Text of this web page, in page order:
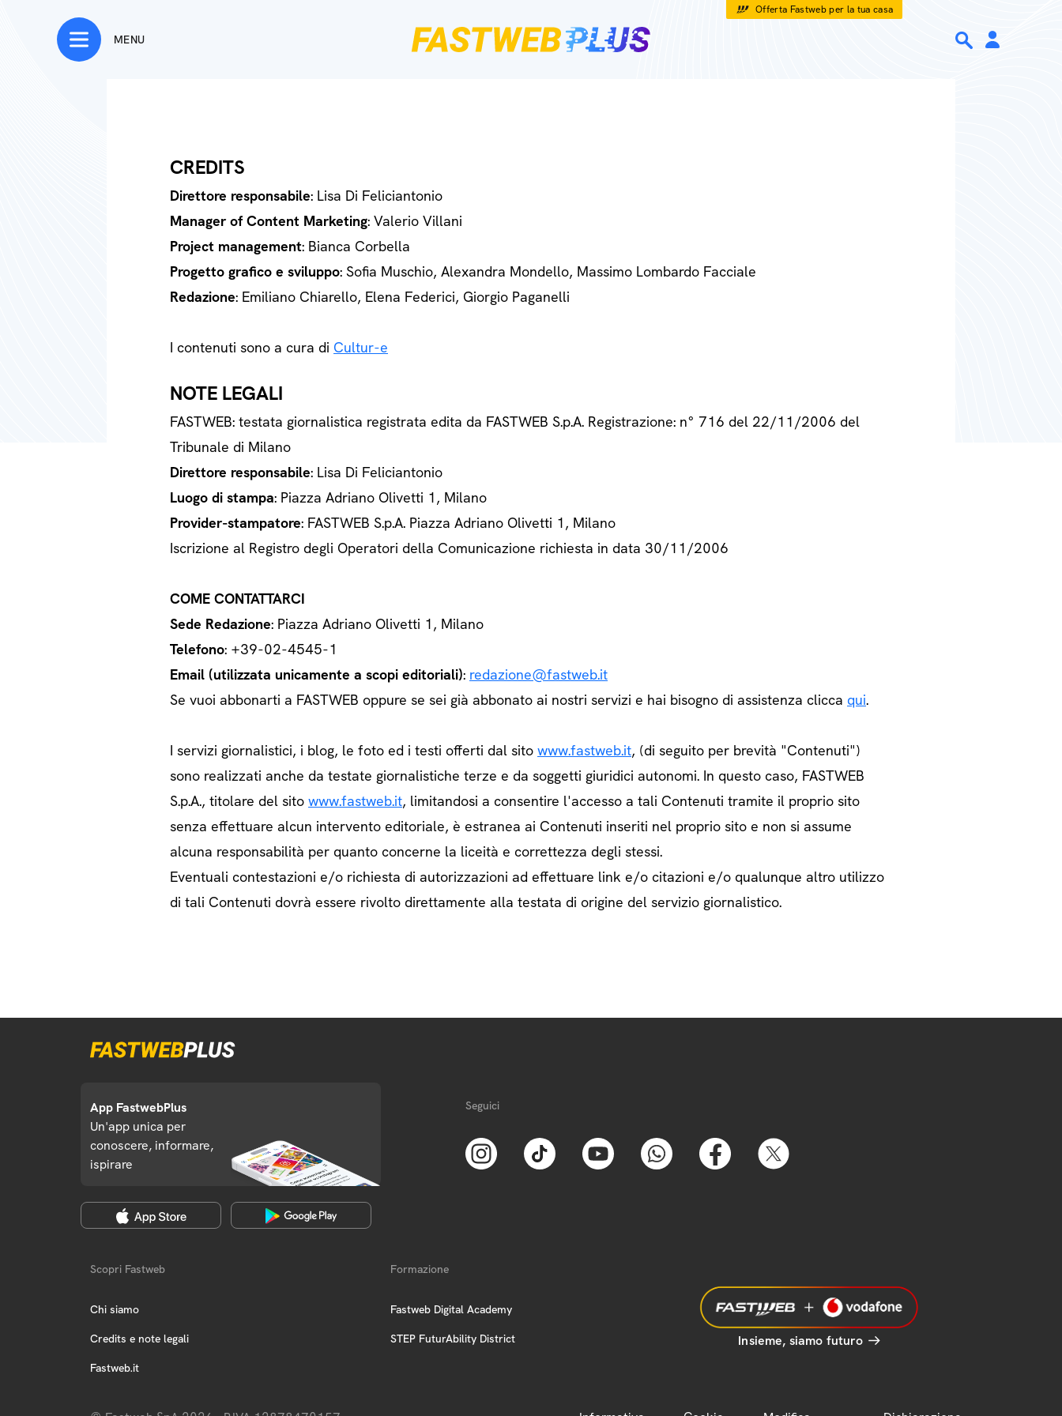
Offerta Fastweb per la tua casa
MENU
CREDITS
Direttore responsabile: Lisa Di Feliciantonio
Manager of Content Marketing: Valerio Villani
Project management: Bianca Corbella
Progetto grafico e sviluppo: Sofia Muschio, Alexandra Mondello, Massimo Lombardo Facciale
Redazione: Emiliano Chiarello, Elena Federici, Giorgio Paganelli
I contenuti sono a cura di Cultur-e
NOTE LEGALI
FASTWEB: testata giornalistica registrata edita da FASTWEB S.p.A. Registrazione: n° 716 del 22/11/2006 del
Tribunale di Milano
Direttore responsabile: Lisa Di Feliciantonio
Luogo di stampa: Piazza Adriano Olivetti 1, Milano
Provider-stampatore: FASTWEB S.p.A. Piazza Adriano Olivetti 1, Milano
Iscrizione al Registro degli Operatori della Comunicazione richiesta in data 30/11/2006
COME CONTATTARCI
Sede Redazione: Piazza Adriano Olivetti 1, Milano
Telefono: +39-02-4545-1
Email (utilizzata unicamente a scopi editoriali): redazione@fastweb.it
Se vuoi abbonarti a FASTWEB oppure se sei già abbonato ai nostri servizi e hai bisogno di assistenza clicca qui.
I servizi giornalistici, i blog, le foto ed i testi offerti dal sito www.fastweb.it, (di seguito per brevità "Contenuti")
sono realizzati anche da testate giornalistiche terze e da soggetti giuridici autonomi. In questo caso, FASTWEB
S.p.A., titolare del sito www.fastweb.it, limitandosi a consentire l'accesso a tali Contenuti tramite il proprio sito
senza effettuare alcun intervento editoriale, è estranea ai Contenuti inseriti nel proprio sito e non si assume
alcuna responsabilità per quanto concerne la liceità e correttezza degli stessi.
Eventuali contestazioni e/o richiesta di autorizzazioni ad effettuare link e/o citazioni e/o qualunque altro utilizzo
di tali Contenuti dovrà essere rivolto direttamente alla testata di origine del servizio giornalistico.
App FastwebPlus
Un'app unica per
conoscere, informare,
ispirare
Seguici
Scopri Fastweb
Chi siamo
Credits e note legali
Fastweb.it
Formazione
Fastweb Digital Academy
STEP FuturAbility District Insieme, siamo futuro